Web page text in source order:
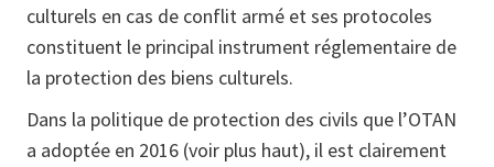
culturels en cas de conflit armé et ses protocoles
constituent le principal instrument réglementaire de
la protection des biens culturels.
Dans la politique de protection des civils que l’OTAN
a adoptée en 2016 (voir plus haut), il est clairement